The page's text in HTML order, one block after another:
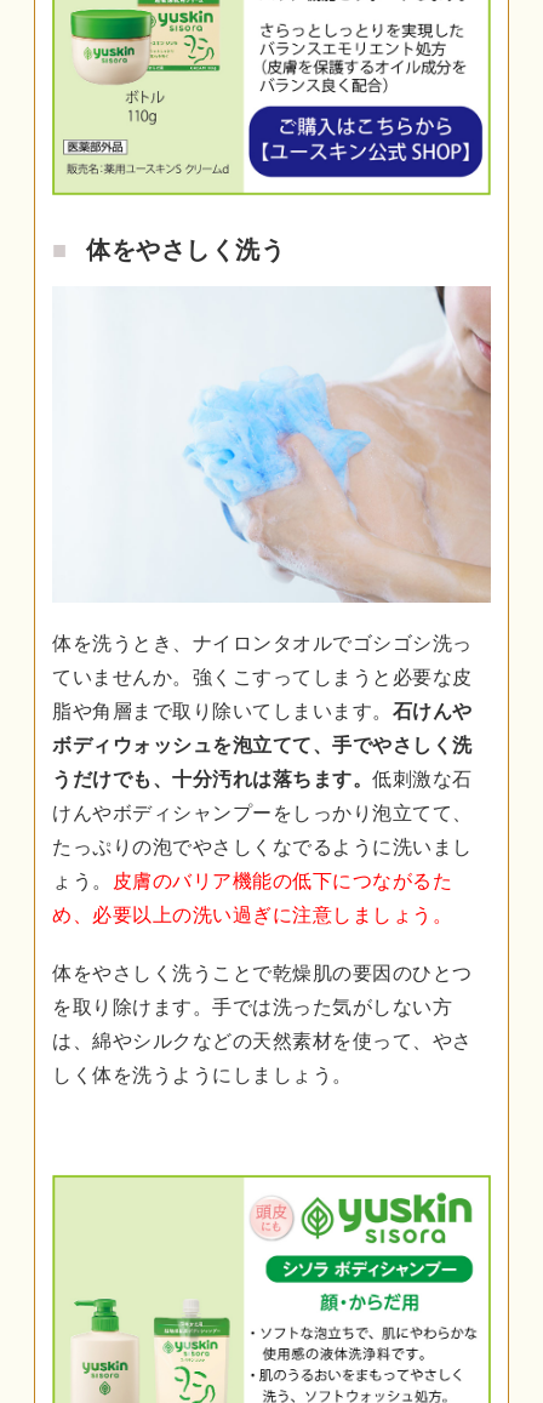
体をやさしく洗う
体を洗うとき、ナイロンタオルでゴシゴシ洗っ
ていませんか。強くこすってしまうと必要な皮
脂や角層まで取り除いてしまいます。 石けんや
ボディウォッシュを泡立てて、手でやさしく洗
うだけでも、十分汚れは落ちます。 低刺激な石
けんやボディシャンプーをしっかり泡立てて、
たっぷりの泡でやさしくなでるように洗いまし
ょう。 皮膚のバリア機能の低下につながるた
め、必要以上の洗い過ぎに注意しましょう。
体をやさしく洗うことで乾燥肌の要因のひとつ
を取り除けます。手では洗った気がしない方
は、綿やシルクなどの天然素材を使って、やさ
しく体を洗うようにしましょう。